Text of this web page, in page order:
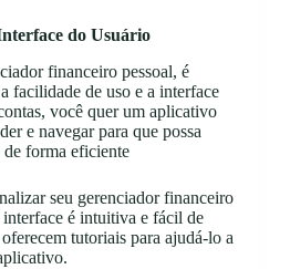
do Usuário
financeiro pessoal, é
facilidade de uso e a interface
você quer um aplicativo
e navegar para que possa
forma eficiente
seu gerenciador financeiro
é intuitiva e fácil de
tutoriais para ajudá-lo a